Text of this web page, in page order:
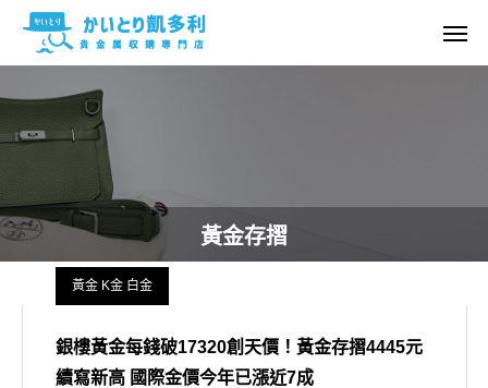
黃金存摺
黃金 K金 白金
銀樓黃金每錢破17320創天價！黃金存摺4445元
續寫新高 國際金價今年已漲近7成